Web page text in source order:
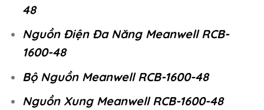
48
Nguồn Điện Đa Năng Meanwell RCB-
1600-48
Bộ Nguồn Meanwell RCB-1600-48
Nguồn Xung Meanwell RCB-1600-48